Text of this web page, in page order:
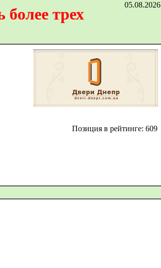
трех
05.08.2026
Позиция в рейтинге: 609